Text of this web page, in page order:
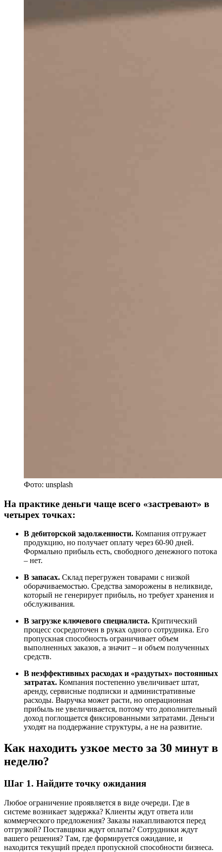
Фото: unsplash
На практике деньги чаще всего «застревают» в
четырех точках:
В дебиторской задолженности. Компания отгружает
продукцию, но получает оплату через 60-90 дней.
Формально прибыль есть, свободного денежного потока
– нет.
В запасах. Склад перегружен товарами с низкой
оборачиваемостью. Средства заморожены в неликвиде,
который не генерирует прибыль, но требует хранения и
обслуживания.
В загрузке ключевого специалиста. Критический
процесс сосредоточен в руках одного сотрудника. Его
пропускная способность ограничивает объем
выполненных заказов, а значит – и объем полученных
средств.
В неэффективных расходах и «раздутых» постоянных
затратах. Компания постепенно увеличивает штат,
аренду, сервисные подписки и административные
расходы. Выручка может расти, но операционная
прибыль не увеличивается, потому что дополнительный
доход поглощается фиксированными затратами. Деньги
уходят на поддержание структуры, а не на развитие.
Как находить узкое место за 30 минут в
неделю?
Шаг 1. Найдите точку ожидания
Любое ограничение проявляется в виде очереди. Где в
системе возникает задержка? Клиенты ждут ответа или
коммерческого предложения? Заказы накапливаются перед
отгрузкой? Поставщики ждут оплаты? Сотрудники ждут
вашего решения? Там, где формируется ожидание, и
находится текущий предел пропускной способности бизнеса.